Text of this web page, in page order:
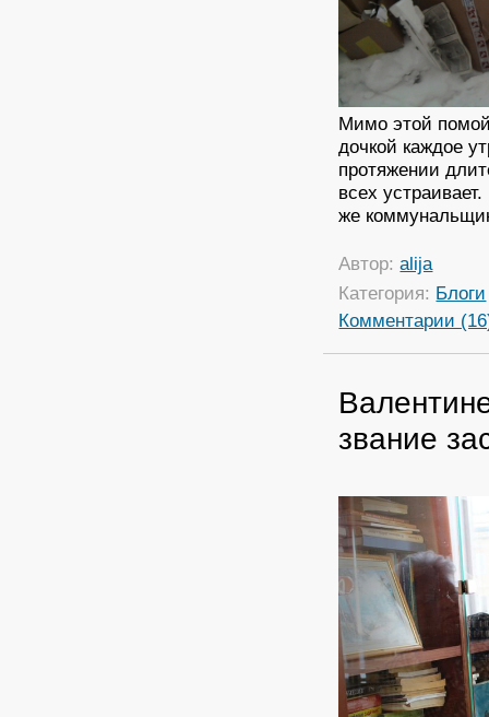
Мимо этой
дочкой каждое
протяжении
всех
же
Автор:alija
Категория: Блоги
Комментарии
звание